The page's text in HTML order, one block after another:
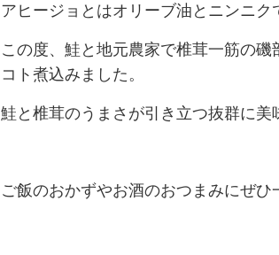
アヒージョとはオリーブ油とニンニク
この度、鮭と地元農家で椎茸一筋の
コト煮込みました。
鮭と椎茸のうまさが引き立つ抜群に美
ご飯のおかずやお酒のおつまみにぜひ